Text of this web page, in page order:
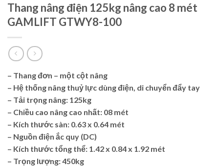
Thang nâng điện 125kg nâng cao 8 mét
GAMLIFT GTWY8-100
– Thang đơn – một cột nâng
– Hệ thống nâng thuỷ lực dùng điện, di chuyển đẩy tay
– Tải trọng nâng: 125kg
– Chiều cao nâng cao nhất: 08 mét
– Kích thước sàn: 0.63 x 0.64 mét
– Nguồn điện ắc quy (DC)
– Kích thước tổng thể: 1.42 x 0.84 x 1.92 mét
– Trọng lượng: 450kg